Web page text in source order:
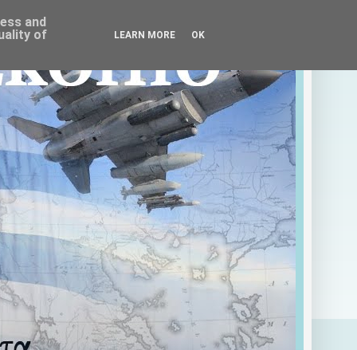
and
of
LEARN MORE OK